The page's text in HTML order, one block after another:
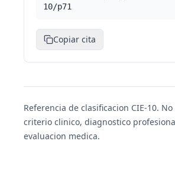
10/p71
Copiar cita
Referencia de clasificacion CIE-10.
criterio clinico, diagnostico
evaluacion medica.